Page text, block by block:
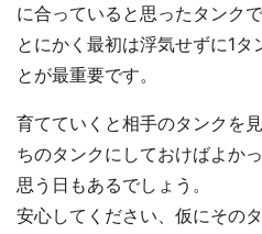
に合っていると思ったタンク
とにかく最初は浮気せずに1タ
とが最重要です。
育てていくと相手のタンクを
ちのタンクにしておけばよか
思う日もあるでしょう。
安心してください、仮にその